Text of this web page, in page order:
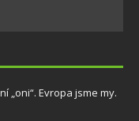
„oni“. Evropa jsme my.